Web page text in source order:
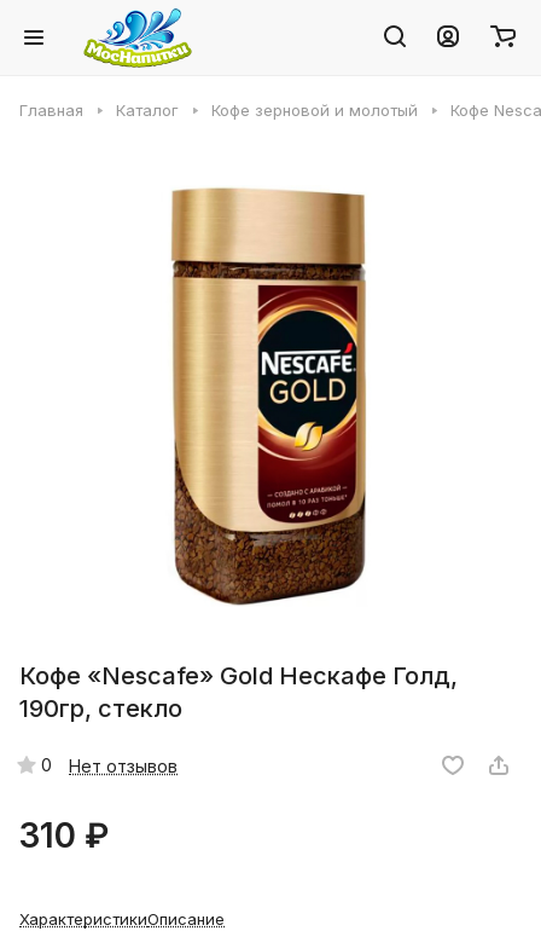
Главная Каталог Кофе зерновой и молотый Кофе
Кофе «Nescafe» Gold Нескафе Голд,
190гр, стекло
0 Нет отзывов
310 ₽
ХарактеристикиОписание